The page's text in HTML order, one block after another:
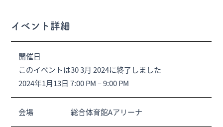
イベント詳細
開催日
このイベントは30 3月 2024に終了しました
2024年1月13日 7:00 PM–9:00 PM
会場 総合体育館Aアリーナ